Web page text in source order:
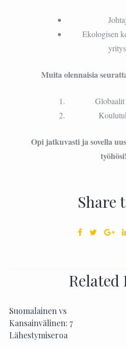
Ekologisen
Muita olennaisia
Opi jatkuvasti ja sovella
työhösi!
Share
Related
Suomalainen vs
Kansainvälinen: 7
Lähestymiseroa